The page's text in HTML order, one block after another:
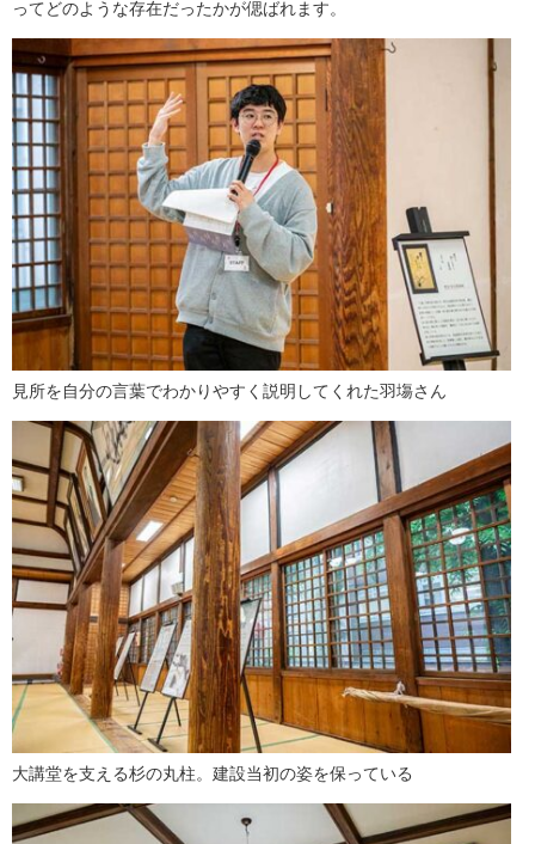
ってどのような存在だったかが偲ばれます。
見所を自分の言葉でわかりやすく説明してくれた羽塲さん
大講堂を支える杉の丸柱。建設当初の姿を保っている